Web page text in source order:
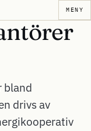
MENY
bland
drivs av